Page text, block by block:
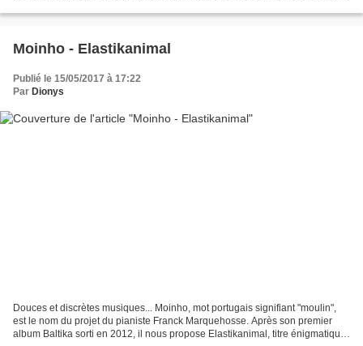
Moinho - Elastikanimal
Publié le 15/05/2017 à 17:22
Par Dionys
Douces et discrètes musiques... Moinho, mot portugais signifiant "moulin",
est le nom du projet du pianiste Franck Marquehosse. Après son premier
album Baltika sorti en 2012, il nous propose Elastikanimal, titre énigmatique